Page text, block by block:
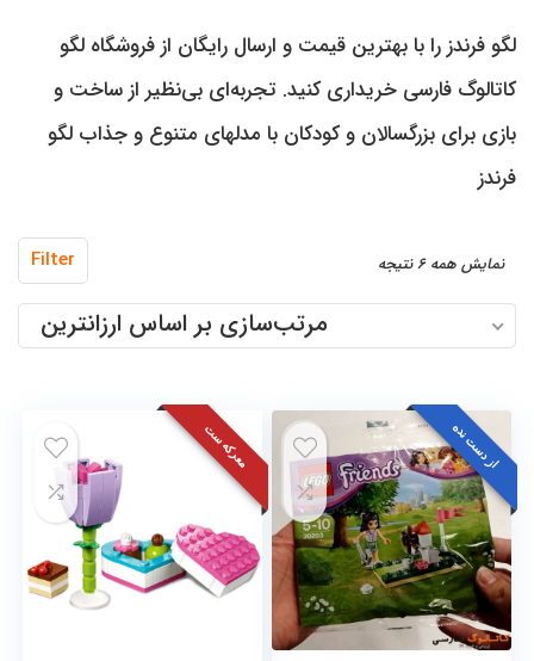
لگو فرندز را با بهترین قیمت و ارسال رایگان از فروشگاه لگو
کاتالوگ فارسی خریداری کنید. تجربه‌ای بی‌نظیر از ساخت و
بازی برای بزرگسالان و کودکان با مدلهای متنوع و جذاب لگو
فرندز
Filter نمایش همه 6 نتیجه
اساس
به
زیاد
مرتب‌سازی بر اساس ارزانترین
از دست نده معرکه ست